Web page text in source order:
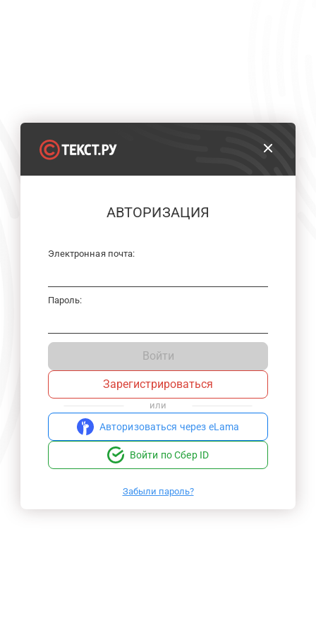
АВТОРИЗАЦИЯ
Электронная почта:
Пароль:
Войти
Зарегистрироваться
или
Авторизоваться через eLama
Войти по Сбер ID
Забыли пароль?